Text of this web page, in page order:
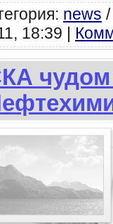
news
18:39 |